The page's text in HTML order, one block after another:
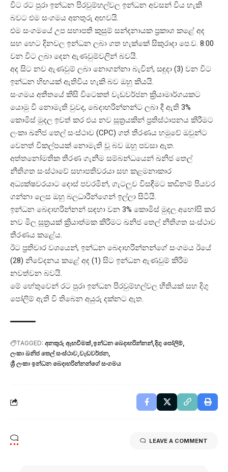
විට රට පුරා ඉන්ධන පිරවුම්හල්වල ඉන්ධන අවසන් විය හැකි
බවට එම සංගමය අනතුරු අඟවයි.
එම සංගමයේ උප සභාපති කුසුම් සන්දනායක ප්‍රකාශ කළේ අද
සහ හෙට දිනවල ඉන්ධන ලබා ගත හැක්කේ සිකුරාදා පෙ.ව. 8:00
වන විට ලබා දෙන ඇණවුම්වලින් බවයි.
අද සිට නව ඇණවුම් ලබා නොගන්නා බැවින්, සඳුදා (3) වන විට
ඉන්ධන හිඟයක් ඇතිවිය හැකි බව ඔහු කියයි.
සංගමය අතීතයේ කිසි විටෙකත් වැඩවර්ජන ක්‍රියාමාර්ගයකට
යොමු වී නොමැති වුවද, බෙදාහරින්නන්ට ලබා දී ඇති 3%
කොමිස් මුදල ඉවත් කර එය නව සූත්‍රයකින් ප්‍රතිස්ථාපනය කිරීමට
ලංකා ඛනිජ තෙල් සංස්ථාව (CPC) ගත් තීරණය හමුවේ ඔවුන්ට
වෙනත් විකල්පයක් නොමැති වූ බව ඔහු පවසා ඇත.
අත්තනෝමතික තීරණ ගැනීම සම්බන්ධයෙන් ඛනිජ තෙල්
නීතිගත සංස්ථාවේ සභාපතිවරයා සහ කළමනාකාර
අධ්‍යක්ෂවරයාට දොස් පවරමින්, ගැටලුව විසඳීමට කඩිනම් පියවර
ගන්නා ලෙස ඔහු බලධාරීන්ගෙන් ඉල්ලා සිටියි.
ඉන්ධන බෙදාහරින්නන් සඳහා වන 3% කොමිස් මුදල අහෝසි කර
නව මිල සූත්‍රයක් ක්‍රියාත්මක කිරීමට ඛනිජ තෙල් නීතිගත සංස්ථාව
තීරණය කළේය.
ඊට ප්‍රතිචාර වශයෙන්, ඉන්ධන බෙදාහරින්නන්ගේ සංගමය ඊයේ
(28) නිවේදනය කළේ අද (1) සිට ඉන්ධන ඇණවුම් කිරීම
නවත්වන බවයි.
මේ හේතුවෙන් රට පුරා ඉන්ධන පිරවුම්හල්වල භීතියක් සහ දිගු
පෝලිම් ඇති වි තිබෙන අයුරු දක්නට ඇත.
TAGGED: අනතුරු ඇඟවීමක් ඉන්ධන බෙදාහරින්නන් ​‍දිගු පෝලිම්
ලංකා ඛනිජ තෙල් සංස්ථාව වැඩවර්ජන
ශ්‍රී ලංකා ඉන්ධන බෙදාහරින්නන්ගේ සංගමය
LEAVE A COMMENT